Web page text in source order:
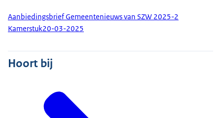
Aanbiedingsbrief Gemeentenieuws van SZW 2025-2
Kamerstuk20-03-2025
Hoort bij